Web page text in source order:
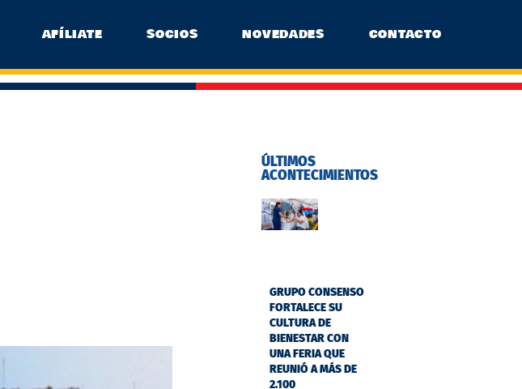
AFÍLIATE SOCIOS NOVEDADES CONTACTO
ÚLTIMOS
ACONTECIMIENTOS
GRUPO CONSENSO
FORTALECE SU
CULTURA DE
BIENESTAR CON
UNA FERIA QUE
REUNIÓ A MÁS DE
2.100